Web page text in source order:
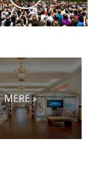
MERE »